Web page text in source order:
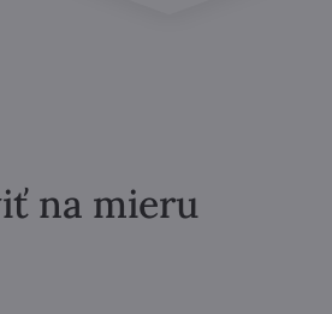
na mieru